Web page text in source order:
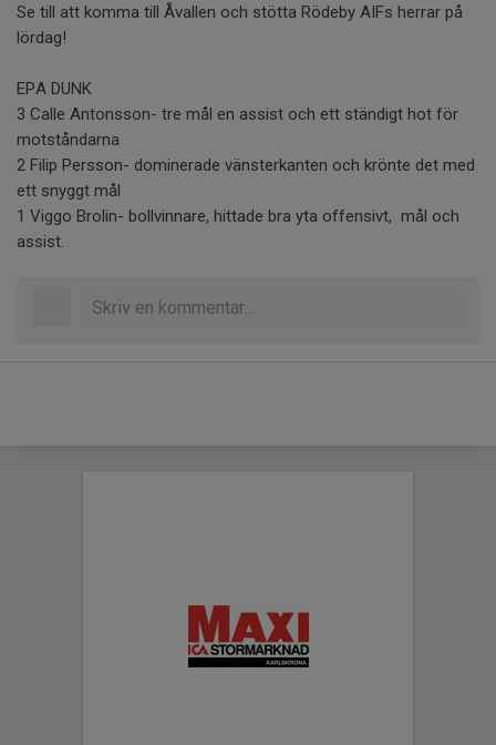
Se till att komma till Åvallen och stötta Rödeby AIFs herrar på
lördag!
EPA DUNK
3 Calle Antonsson- tre mål en assist och ett ständigt hot för
motståndarna
2 Filip Persson- dominerade vänsterkanten och krönte det med
ett snyggt mål
1 Viggo Brolin- bollvinnare, hittade bra yta offensivt, mål och
assist.